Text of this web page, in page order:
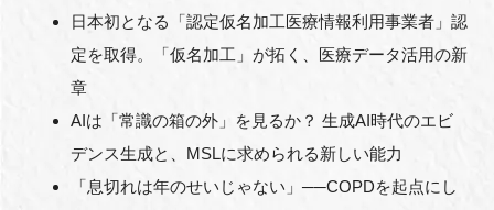
日本初となる「認定仮名加工医療情報利用事業者」認
定を取得。「仮名加工」が拓く、医療データ活用の新
章
AIは「常識の箱の外」を見るか？ 生成AI時代のエビ
デンス生成と、MSLに求められる新しい能力
「息切れは年のせいじゃない」──COPDを起点にし